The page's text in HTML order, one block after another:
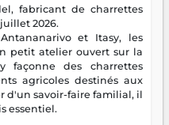
fabricant de charrettes
2026.
et Itasy, les
petit atelier ouvert sur la
façonne des charrettes
agricoles destinés aux
d'un savoir-faire familial, il
essentiel.